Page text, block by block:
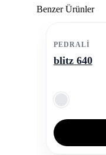
Benzer Ürünler
PEDRALI
blitz 640